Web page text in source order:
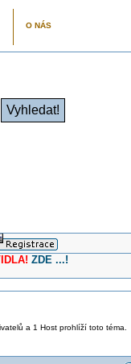
O NÁS
ZDE ...!
a 1 Host prohlíží toto téma.